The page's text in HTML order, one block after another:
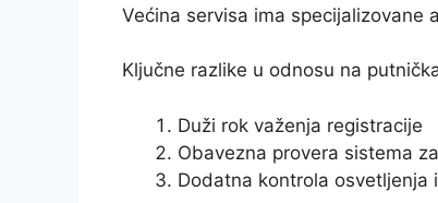
Većina servisa ima specijalizovane
Ključne razlike u odnosu na
Duži rok važenja registracije
Obavezna provera sistema
Dodatna kontrola osvetljenja